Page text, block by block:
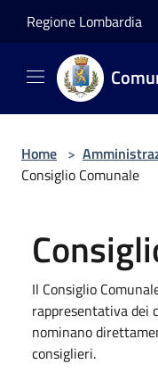
Regione Lombardia
Home >
Consiglio Comunale
Il Consiglio
rappresentativa dei
nominano
consiglieri.